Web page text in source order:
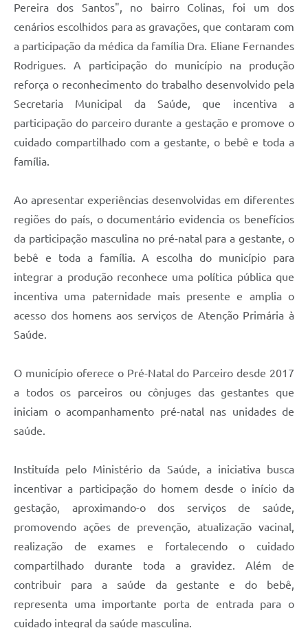
Pereira dos Santos", no bairro Colinas, foi um dos
cenários escolhidos para as gravações, que contaram com
a participação da médica da família Dra. Eliane Fernandes
Rodrigues. A participação do município na produção
reforça o reconhecimento do trabalho desenvolvido pela
Secretaria Municipal da Saúde, que incentiva a
participação do parceiro durante a gestação e promove o
cuidado compartilhado com a gestante, o bebê e toda a
família.
Ao apresentar experiências desenvolvidas em diferentes
regiões do país, o documentário evidencia os benefícios
da participação masculina no pré-natal para a gestante, o
bebê e toda a família. A escolha do município para
integrar a produção reconhece uma política pública que
incentiva uma paternidade mais presente e amplia o
acesso dos homens aos serviços de Atenção Primária à
Saúde.
O município oferece o Pré-Natal do Parceiro desde 2017
a todos os parceiros ou cônjuges das gestantes que
iniciam o acompanhamento pré-natal nas unidades de
saúde.
Instituída pelo Ministério da Saúde, a iniciativa busca
incentivar a participação do homem desde o início da
gestação, aproximando-o dos serviços de saúde,
promovendo ações de prevenção, atualização vacinal,
realização de exames e fortalecendo o cuidado
compartilhado durante toda a gravidez. Além de
contribuir para a saúde da gestante e do bebê,
representa uma importante porta de entrada para o
cuidado integral da saúde masculina.